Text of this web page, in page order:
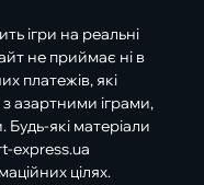
ігри на реальні
не приймає ні в
платежів, які
з азартними іграми,
які матеріали
express.ua
цілях.